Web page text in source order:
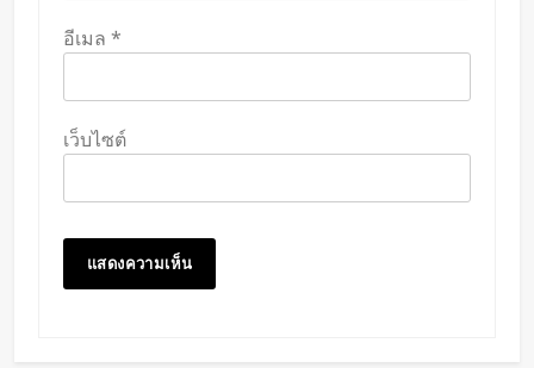
อีเมล *
เว็บไซต์